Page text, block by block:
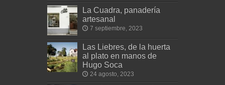
La Cuadra, panadería
artesanal
7 septiembre, 2023
Las Liebres, de la huerta
al plato en manos de
Hugo Soca
24 agosto, 2023